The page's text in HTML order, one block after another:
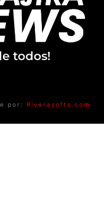
todos!
por: Riverasofts.com